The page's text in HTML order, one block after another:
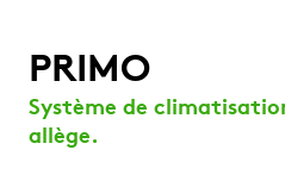
PRIMO
Système de
allège.